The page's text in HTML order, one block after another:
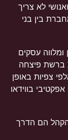
לא צריך
בין בני
עסקים
ברשת פיצחה
צפיות באופן
בווידאו
הקהל הם הדרך